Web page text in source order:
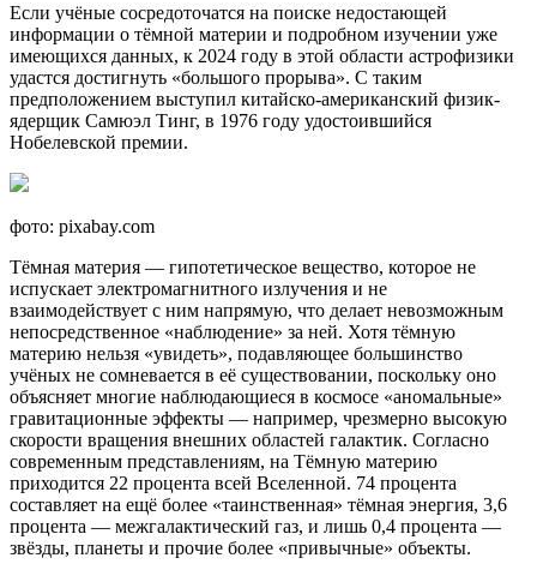
Если учёные сосредоточатся на поиске недостающей
информации о тёмной материи и подробном изучении уже
имеющихся данных, к 2024 году в этой области астрофизики
удастся достигнуть «большого прорыва». С таким
предположением выступил китайско-американский физик-
ядерщик Самюэл Тинг, в 1976 году удостоившийся
Нобелевской премии.
фото: pixabay.com
Тёмная материя — гипотетическое вещество, которое не
испускает электромагнитного излучения и не
взаимодействует с ним напрямую, что делает невозможным
непосредственное «наблюдение» за ней. Хотя тёмную
материю нельзя «увидеть», подавляющее большинство
учёных не сомневается в её существовании, поскольку оно
объясняет многие наблюдающиеся в космосе «аномальные»
гравитационные эффекты — например, чрезмерно высокую
скорости вращения внешних областей галактик. Согласно
современным представлениям, на Тёмную материю
приходится 22 процента всей Вселенной. 74 процента
составляет на ещё более «таинственная» тёмная энергия, 3,6
процента — межгалактический газ, и лишь 0,4 процента —
звёзды, планеты и прочие более «привычные» объекты.